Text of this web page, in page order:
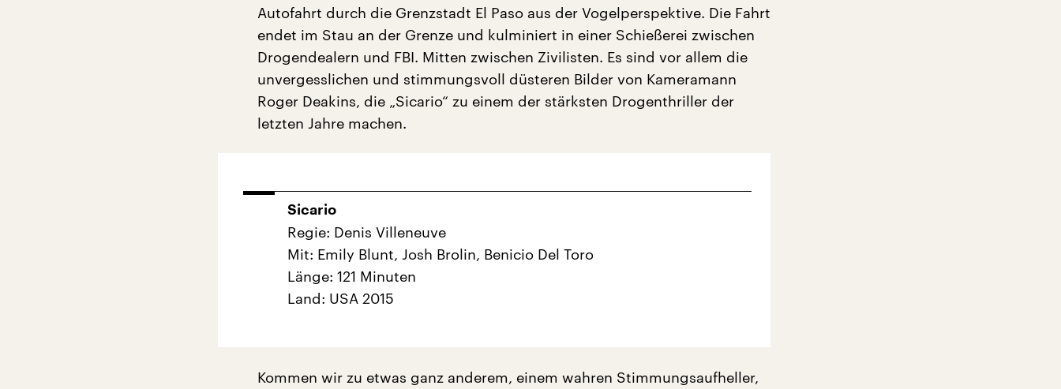
Autofahrt durch die Grenzstadt El Paso aus der Vogelperspektive. Die Fahrt
endet im Stau an der Grenze und kulminiert in einer Schießerei zwischen
Drogendealern und FBI. Mitten zwischen Zivilisten. Es sind vor allem die
unvergesslichen und stimmungsvoll düsteren Bilder von Kameramann
Roger Deakins, die „Sicario“ zu einem der stärksten Drogenthriller der
letzten Jahre machen.
Sicario
Regie: Denis Villeneuve
Mit: Emily Blunt, Josh Brolin, Benicio Del Toro
Länge: 121 Minuten
Land: USA 2015
Kommen wir zu etwas ganz anderem, einem wahren Stimmungsaufheller,